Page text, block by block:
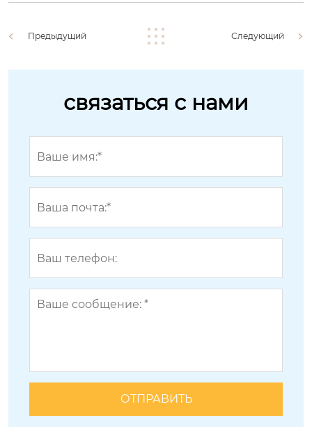
Предыдущий Следующий
связаться с нами